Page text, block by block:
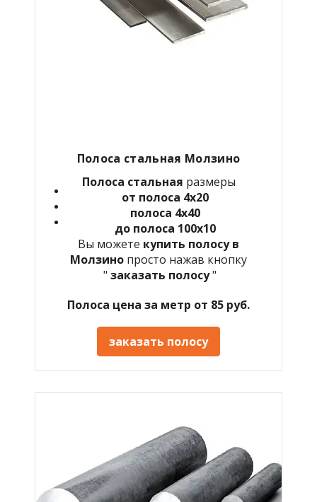
Полоса стальная Молзино
Полоса стальная размеры
от полоса 4х20
полоса 4х40
до полоса 100х10
Вы можете купить полосу в
Молзино просто нажав кнопку
" заказать полосу"
Полоса цена за метр от 85 руб.
заказать полосу